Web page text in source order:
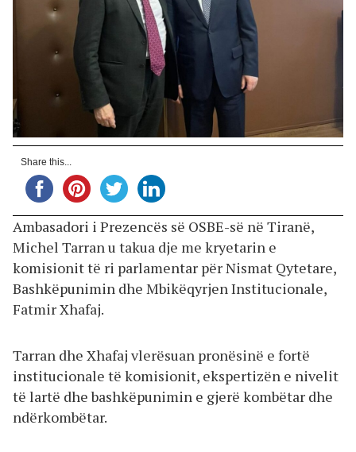
Share this...
Ambasadori i Prezencës së OSBE-së në Tiranë,
Michel Tarran u takua dje me kryetarin e
komisionit të ri parlamentar për Nismat Qytetare,
Bashkëpunimin dhe Mbikëqyrjen Institucionale,
Fatmir Xhafaj.
Tarran dhe Xhafaj vlerësuan pronësinë e fortë
institucionale të komisionit, ekspertizën e nivelit
të lartë dhe bashkëpunimin e gjerë kombëtar dhe
ndërkombëtar.